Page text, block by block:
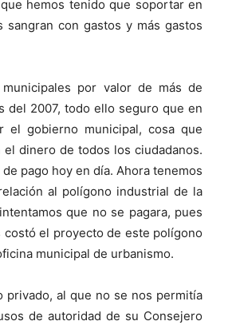
hemos tenido que soportar en
con gastos y más gastos
por valor de más de
del 2007, todo ello seguro que en
el gobierno municipal, cosa que
dinero de todos los ciudadanos.
pago hoy en día. Ahora tenemos
al polígono industrial de la
que no se pagara, pues
el proyecto de este polígono
municipal de urbanismo.
privado, al que no se nos permitía
de autoridad de su Consejero